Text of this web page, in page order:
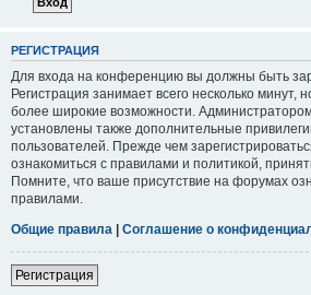
РЕГИСТРАЦИЯ
Для входа на конференцию вы должны быть
Регистрация занимает всего несколько минут,
более широкие возможности.
установлены также дополнительные
пользователей. Прежде чем
ознакомиться с правилами и политикой,
Помните, что ваше присутствие на форумах
правилами.
Общие правила | Соглашение о
Регистрация